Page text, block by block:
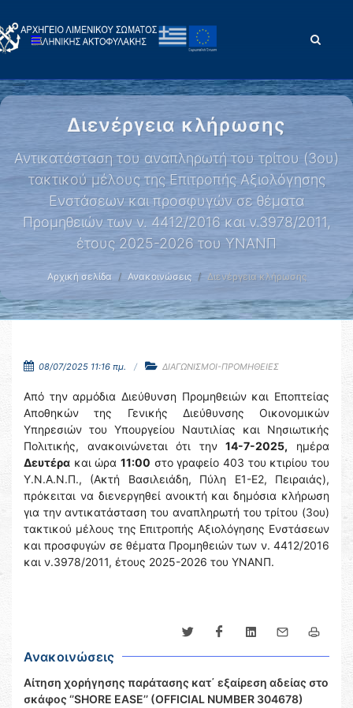
Διενέργεια κλήρωσης
Αντικατάσταση του αναπληρωτή του τρίτου (3ου)
τακτικού μέλους της Επιτροπής Αξιολόγησης
Ενστάσεων και προσφυγών σε θέματα
Προμηθειών των ν. 4412/2016 και ν.3978/2011,
έτους 2025-2026 του ΥΝΑΝΠ
Αρχική σελίδα Ανακοινώσεις Διενέργεια κλήρωσης
08/07/2025 11:16 πμ. ΔΙΑΓΩΝΙΣΜΟΙ-ΠΡΟΜΗΘΕΙΕΣ
Από την αρμόδια Διεύθυνση Προμηθειών και Εποπτείας
Αποθηκών της Γενικής Διεύθυνσης Οικονομικών
Υπηρεσιών του Υπουργείου Ναυτιλίας και Νησιωτικής
Πολιτικής, ανακοινώνεται ότι την14-7-2025, ημέρα
Δευτέρα και ώρα 11:00 στο γραφείο 403 του κτιρίου του
Υ.Ν.Α.Ν.Π., (Ακτή Βασιλειάδη, Πύλη Ε1-Ε2, Πειραιάς),
πρόκειται να διενεργηθεί ανοικτή και δημόσια κλήρωση
για την αντικατάσταση του αναπληρωτή του τρίτου (3ου)
τακτικού μέλους της Επιτροπής Αξιολόγησης Ενστάσεων
και προσφυγών σε θέματα Προμηθειών των ν. 4412/2016
και ν.3978/2011, έτους 2025-2026 του ΥΝΑΝΠ.
Ανακοινώσεις
Αίτηση χορήγησης παράτασης κατ΄ εξαίρεση αδείας στο
σκάφος ‘’SHORE EASE’’ (OFFICIAL NUMBER 304678)